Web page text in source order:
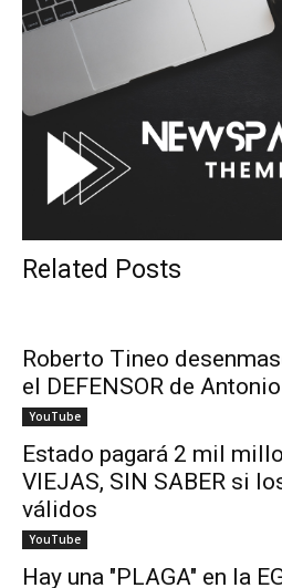
Related Posts
Roberto Tineo
el DEFENSOR de
YouTube
Estado pagará 2 mil
VIEJAS, SIN SABER si
válidos
YouTube
Hay una "PLAGA" en la